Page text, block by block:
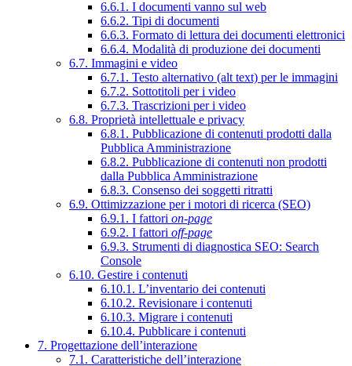
6.6.1. I documenti vanno sul web
6.6.2. Tipi di documenti
6.6.3. Formato di lettura dei documenti elettronici
6.6.4. Modalità di produzione dei documenti
6.7. Immagini e video
6.7.1. Testo alternativo (alt text) per le immagini
6.7.2. Sottotitoli per i video
6.7.3. Trascrizioni per i video
6.8. Proprietà intellettuale e privacy
6.8.1. Pubblicazione di contenuti prodotti dalla
Pubblica Amministrazione
6.8.2. Pubblicazione di contenuti non prodotti
dalla Pubblica Amministrazione
6.8.3. Consenso dei soggetti ritratti
6.9. Ottimizzazione per i motori di ricerca (SEO)
6.9.1. I fattori on-page
6.9.2. I fattori off-page
6.9.3. Strumenti di diagnostica SEO: Search
Console
6.10. Gestire i contenuti
6.10.1. L’inventario dei contenuti
6.10.2. Revisionare i contenuti
6.10.3. Migrare i contenuti
6.10.4. Pubblicare i contenuti
7. Progettazione dell’interazione
7.1. Caratteristiche dell’interazione